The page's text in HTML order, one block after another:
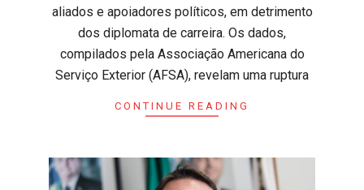
aliados e apoiadores políticos, em detrimento
dos diplomata de carreira. Os dados,
compilados pela Associação Americana do
Serviço Exterior (AFSA), revelam uma ruptura
CONTINUE READING